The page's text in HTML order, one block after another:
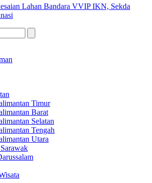
Lahan Bandara VVIP IKN, Sekda
Timur
Barat
Selatan
Tengah
Utara